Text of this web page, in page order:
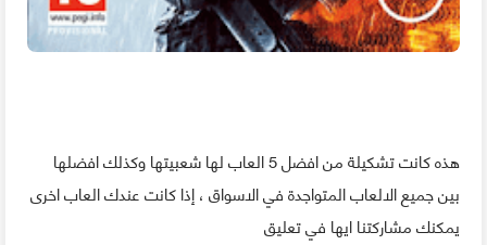
هذه كانت تشكيلة من افضل 5 العاب لها شعبيتها وكذلك افضلها
بين جميع الالعاب المتواجدة في الاسواق ، إذا كانت عندك العاب اخرى
يمكنك مشاركتنا ايها في تعليق